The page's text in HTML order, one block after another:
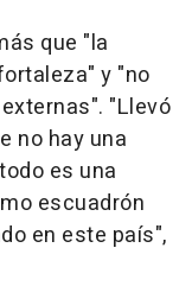
que "la
y "no
"Llevó
no hay una
es una
escuadrón
en este país",